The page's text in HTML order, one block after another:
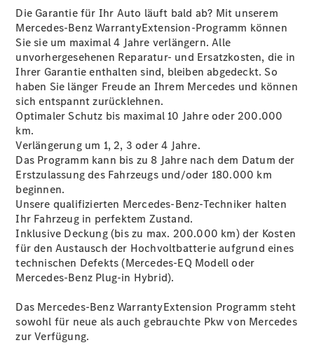
GLE
Coupé
Neu
GLS
GLS
Neu
Mercedes-
Maybach
GLS SUV
Mercedes-
GLS SUV
G-Klasse
Geländewagen
Elektrisch
G-Klasse
Geländewagen
Konfigurator
Mercedes-
Benz Store
T-Modell
Die Garantie für Ihr Auto läuft bald ab? Mit unserem
Mercedes-Benz WarrantyExtension-Programm können
Sie sie um maximal 4 Jahre verlängern. Alle
unvorhergesehenen Reparatur- und Ersatzkosten, die in
Ihrer Garantie enthalten sind, bleiben abgedeckt. So
haben Sie länger Freude an Ihrem Mercedes und können
sich entspannt zurücklehnen.
Optimaler Schutz bis maximal 10 Jahre oder 200.000
km.
Verlängerung um 1, 2, 3 oder 4 Jahre.
Das Programm kann bis zu 8 Jahre nach dem Datum der
Erstzulassung des Fahrzeugs und/oder 180.000 km
beginnen.
Unsere qualifizierten Mercedes-Benz-Techniker halten
Ihr Fahrzeug in perfektem Zustand.
Inklusive Deckung (bis zu max. 200.000 km) der Kosten
für den Austausch der Hochvoltbatterie aufgrund eines
technischen Defekts (Mercedes-EQ Modell oder
Mercedes-Benz Plug-in Hybrid).
Das Mercedes-Benz WarrantyExtension Programm steht
sowohl für neue als auch gebrauchte Pkw von Mercedes
zur Verfügung.